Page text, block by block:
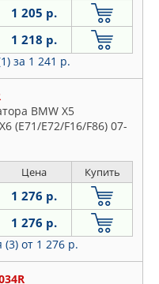
1 205 р.
1 218 р.
за 1 241 р.
BMW X5
(E71/E72/F16/F86) 07-
Цена Купить
1 276 р.
1 276 р.
(3) от 1 276 р.